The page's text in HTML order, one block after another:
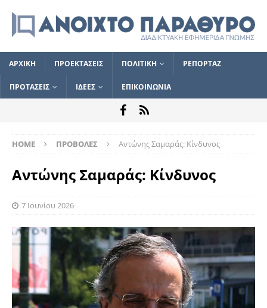
ΑΡΧΙΚΗ ΠΡΟΕΚΤΑΣΕΙΣ ΠΟΛΙΤΙΚΗ ΡΕΠΟΡΤΑΖ
ΠΡΟΤΑΣΕΙΣ ΙΔΕΕΣ ΕΠΙΚΟΙΝΩΝΙΑ
HOME ΠΡΟΒΟΛΕΣ Αντώνης Σαμαράς: Κίνδυνος
Αντώνης Σαμαράς: Κίνδυνος
7 Ιουνίου 2026